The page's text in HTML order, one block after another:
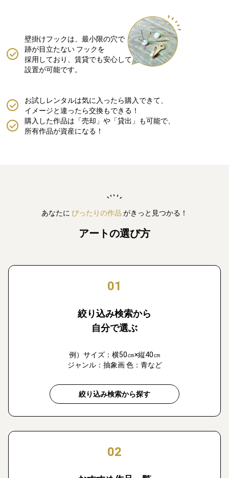
壁掛けフックは、最小限の穴で
跡が目立たない フックを
採用しており、賃貸でも安心して
設置が可能です。
購入した作品は「売却」や「貸出」も可能で、
所有作品が資産になる！
お試しレンタルは気に入ったら購入できて、
イメージと違ったら交換もできる！
あなたに ぴったりの作品 がきっと見つかる！
アートの選び方
01
絞り込み検索から
自分で選ぶ
例）サイズ：横50㎝×縦40㎝
ジャンル：抽象画 色：青など
絞り込み検索から探す
02